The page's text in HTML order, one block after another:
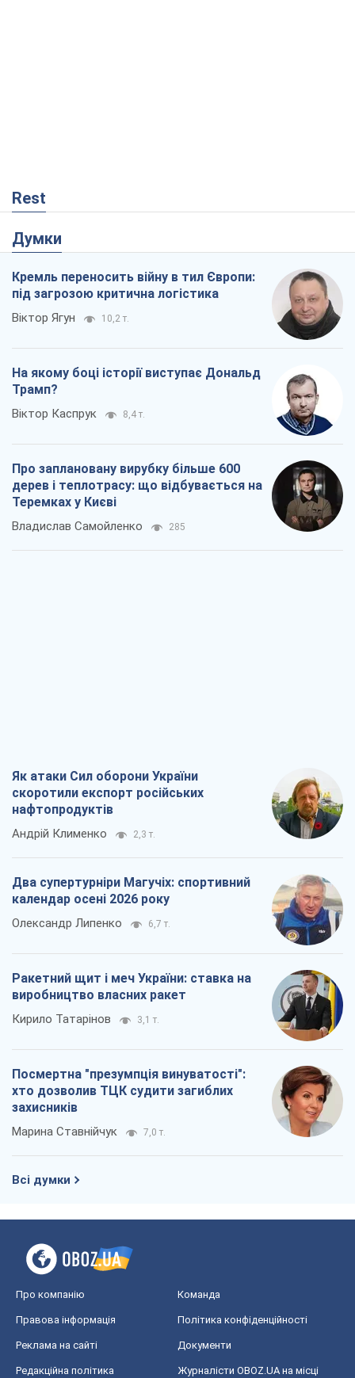
Rest
Думки
Кремль переносить війну в тил Європи:
під загрозою критична логістика
Віктор Ягун 10,2 т.
На якому боці історії виступає Дональд
Трамп?
Віктор Каспрук 8,4 т.
Про заплановану вирубку більше 600
дерев і теплотрасу: що відбувається на
Теремках у Києві
Владислав Самойленко 285
Як атаки Сил оборони України
скоротили експорт російських
нафтопродуктів
Андрій Клименко 2,3 т.
Два супертурніри Магучіх: спортивний
календар осені 2026 року
Олександр Липенко 6,7 т.
Ракетний щит і меч України: ставка на
виробництво власних ракет
Кирило Татарінов 3,1 т.
Посмертна "презумпція винуватості":
хто дозволив ТЦК судити загиблих
захисників
Марина Ставнійчук 7,0 т.
Всі думки
Про компанію Команда
Правова інформація Політика конфіденційності
Реклама на сайті Документи
Редакційна політика
Журналісти OBOZ.UA на місці